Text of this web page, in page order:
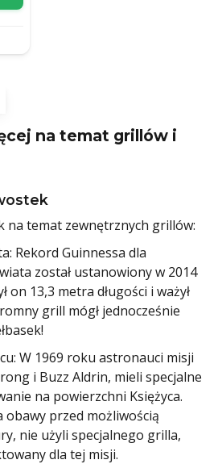
na temat grillów i
na temat zewnętrznych grillów:
Rekord Guinnessa dla
został ustanowiony w 2014
on 13,3 metra długości i ważył
grill mógł jednocześnie
W 1969 roku astronauci misji
i Buzz Aldrin, mieli specjalne
na powierzchni Księżyca.
obawy przed możliwością
nie użyli specjalnego grilla,
dla tej misji.